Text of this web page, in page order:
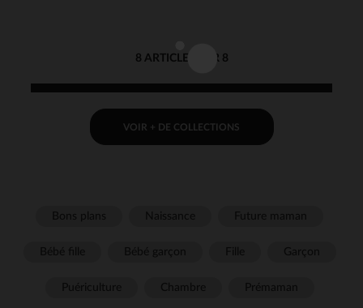
8 ARTICLES SUR 8
VOIR + DE COLLECTIONS